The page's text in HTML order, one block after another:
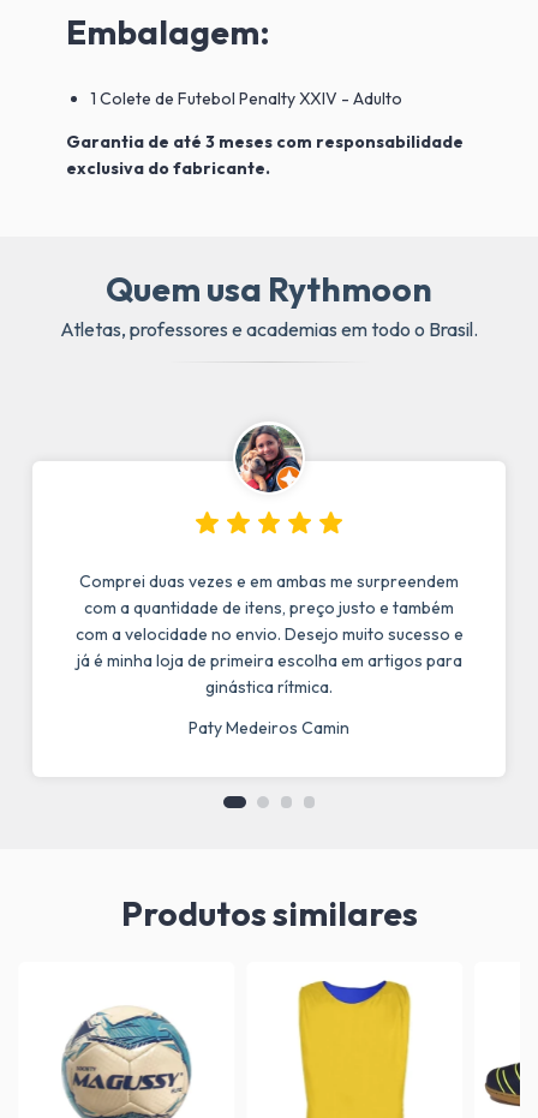
Embalagem:
1 Colete de Futebol Penalty XXIV - Adulto
Garantia de até 3 meses com responsabilidade
exclusiva do fabricante.
Quem usa Rythmoon
Atletas, professores e academias em todo o Brasil.
Comprei duas vezes e em ambas me surpreendem
com a quantidade de itens, preço justo e também
com a velocidade no envio. Desejo muito sucesso e
já é minha loja de primeira escolha em artigos para
ginástica rítmica.
Paty Medeiros Camin
Produtos similares